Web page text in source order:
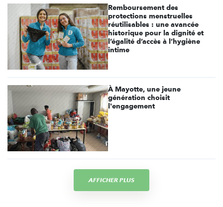
Remboursement des
protections menstruelles
réutilisables : une avancée
historique pour la dignité et
l’égalité d’accès à l’hygiène
intime
À Mayotte, une jeune
génération choisit
l'engagement
AFFICHER PLUS